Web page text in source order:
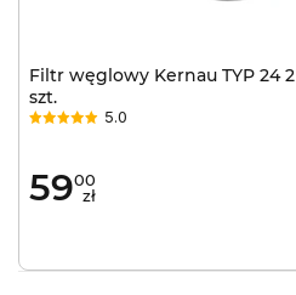
Filtr węglowy Kernau TYP 24 2
szt.
5.0
5900
zł